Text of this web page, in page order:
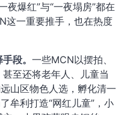
夜爆红”与“一夜塌房”都在
这一重要推手，也在热度
段。 一些MCN以摆拍、
至还将老年人、儿童当
山区物色人选，孵化清一
牟利打造“网红儿童”，小